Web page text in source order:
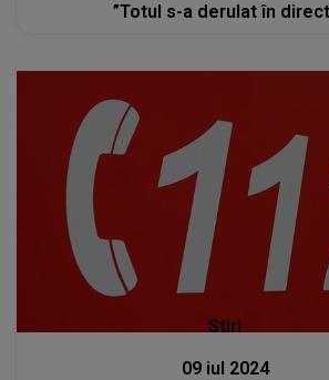
”Totul s-a derulat în
Stiri
09 iul 2024